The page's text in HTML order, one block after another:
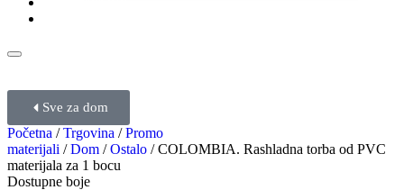
Sve za dom
Početna /Trgovina /Promo
materijali /Dom /Ostalo / COLOMBIA. Rashladna torba od PVC
materijala za 1 bocu
Dostupne boje